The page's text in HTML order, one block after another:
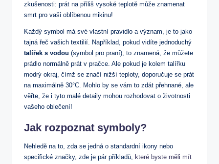
zkušenosti: prát na příliš vysoké teplotě může znamenat
smrt pro vaši oblíbenou mikinu!
Každý symbol má své vlastní pravidlo a význam, je to jako
tajná řeč vašich textilií. Například, pokud vidíte jednoduchý
talířek s vodou (symbol pro praní), to znamená, že můžete
prádlo normálně prát v pračce. Ale pokud je kolem talířku
modrý okraj, čímž se značí nižší teploty, doporučuje se prát
na maximálně 30°C. Mohlo by se vám to zdát přehnané, ale
věřte, že i tyto malé detaily mohou rozhodovat o životnosti
vašeho oblečení!
Jak rozpoznat symboly?
Nehledě na to, zda se jedná o standardní ikony nebo
specifické značky, zde je pár příkladů, které byste měli mít